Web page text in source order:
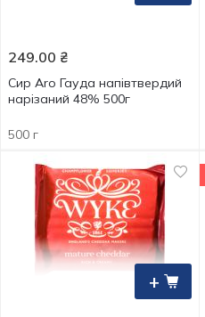
249.00 ₴
Сир Aro Гауда напівтвердий
нарізаний 48% 500г
500 г
+